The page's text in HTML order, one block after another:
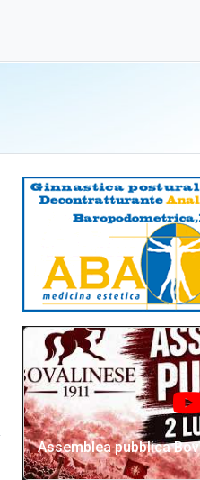
Assemblea pubblica